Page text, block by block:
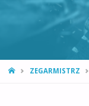
STRONA
ZEGARMISTRZ